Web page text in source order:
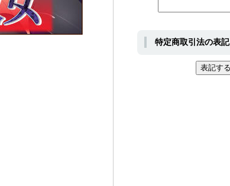
特定商取引法の表記